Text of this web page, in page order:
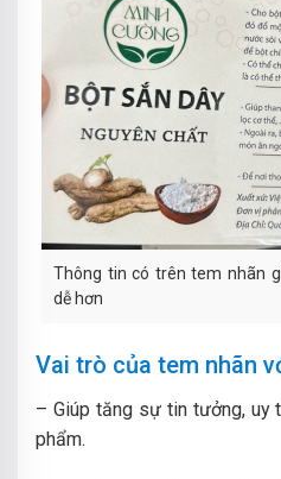
Thông tin có trên tem nhãn
dễ hơn
Vai trò của tem nhãn
– Giúp tăng sự tin tưởng, uy
phẩm.